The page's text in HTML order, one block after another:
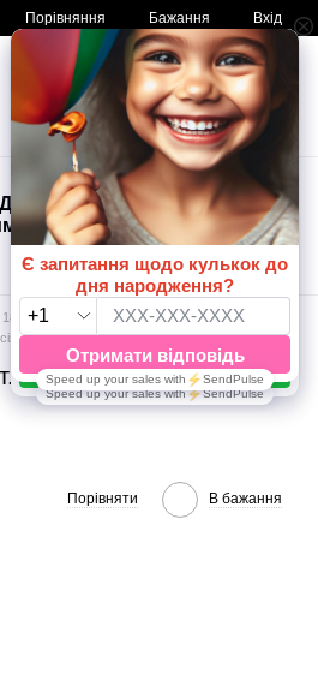
Порівняння Бажання Вхід
Мій кошик
Дитяче
тату
🚨🚨🚨
Розпродаж
Кульки з
друком😀
🎈
1 шт., 18"/45см., Фуксія, Гелій або повітря
18"/45см., Фуксія,
Порівняти В бажання